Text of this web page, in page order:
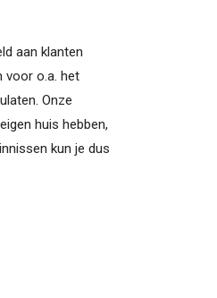
aan klanten
voor o.a. het
Onze
huis hebben,
kun je dus